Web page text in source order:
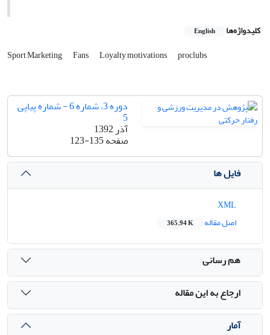
کلیدواژه‌ها English
Sport Marketing Fans Loyalty motivations proclubs
دوره 3، شماره 6 - شماره پیاپی
5
آذر 1392
صفحه123-135
فایل ها
اصل مقاله
365.94 K
هم رسانی
ارجاع به این مقاله
آمار